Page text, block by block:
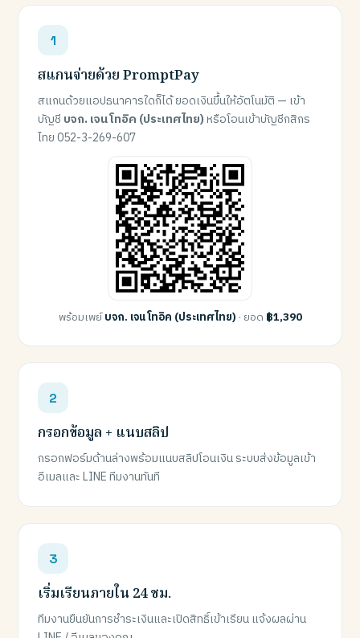
สแกนจ่ายด้วย PromptPay
สแกนด้วยแอปธนาคารใดก็ได้ ยอดเงินขึ้นให้อัตโนมัติ — เข้า
บัญชี บจก. เจน โทอิค (ประเทศไทย)หรือโอนเข้าบัญชีกสิกร
ไทย 052-3-269-607
พร้อมเพย์บจก. เจน โทอิค (ประเทศไทย) · ยอด ฿1,390
กรอกข้อมูล + แนบสลิป
กรอกฟอร์มด้านล่างพร้อมแนบสลิปโอนเงิน ระบบส่งข้อมูลเข้า
อีเมลและ LINE ทีมงานทันที
เริ่มเรียนภายใน 24 ชม.
ทีมงานยืนยันการชำระเงินและเปิดสิทธิ์เข้าเรียน แจ้งผลผ่าน